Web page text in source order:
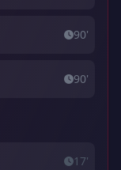
90'
90'
17'